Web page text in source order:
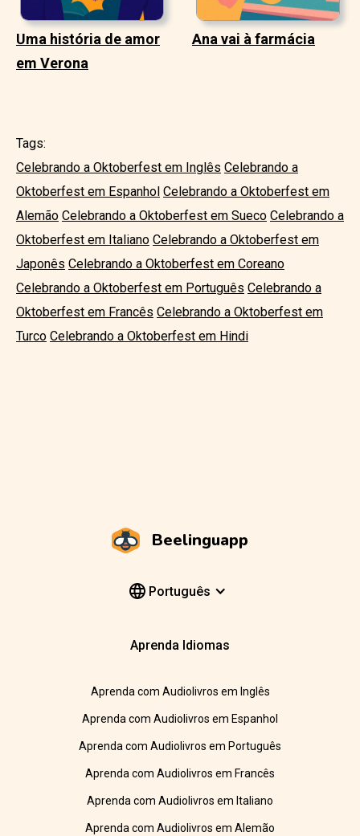
Uma história de amor
em Verona
Ana vai à farmácia
Tags:
Celebrando a Oktoberfest em Inglês Celebrando a
Oktoberfest em Espanhol Celebrando a Oktoberfest em
Alemão Celebrando a Oktoberfest em Sueco Celebrando a
Oktoberfest em Italiano Celebrando a Oktoberfest em
Japonês Celebrando a Oktoberfest em Coreano
Celebrando a Oktoberfest em Português Celebrando a
Oktoberfest em Francês Celebrando a Oktoberfest em
Turco Celebrando a Oktoberfest em Hindi
Beelinguapp
Português
Aprenda Idiomas
Aprenda com Audiolivros em Inglês
Aprenda com Audiolivros em Espanhol
Aprenda com Audiolivros em Português
Aprenda com Audiolivros em Francês
Aprenda com Audiolivros em Italiano
Aprenda com Audiolivros em Alemão